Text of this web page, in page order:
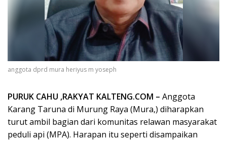
anggota dprd mura heriyus m yoseph
PURUK CAHU ,RAKYAT KALTENG.COM – Anggota
Karang Taruna di Murung Raya (Mura,) diharapkan
turut ambil bagian dari komunitas relawan masyarakat
peduli api (MPA). Harapan itu seperti disampaikan